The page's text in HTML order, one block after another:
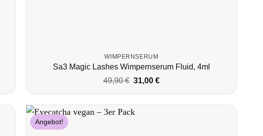
WIMPERNSERUM
Sa3 Magic Lashes Wimpernserum Fluid, 4ml
49,90€ Ursprünglicher
war:
31,00€Aktueller
ist:
Angebot!